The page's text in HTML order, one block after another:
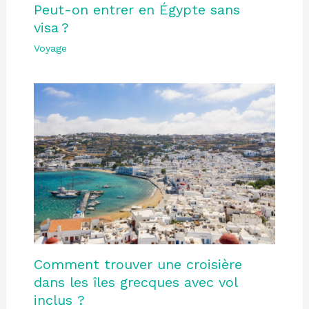
Peut-on entrer en Égypte sans
visa ?
Voyage
Comment trouver une croisière
dans les îles grecques avec vol
inclus ?